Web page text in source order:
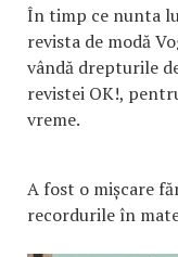
În timp ce nunta
revista de modă
vândă drepturile
revistei OK!,
vreme.
A fost o mișcare
recordurile în